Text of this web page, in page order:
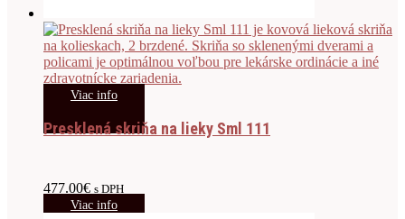
Viac info
Presklená skriňa na lieky Sml 111
477.00€ s DPH
Viac info